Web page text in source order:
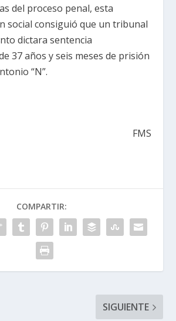
del proceso penal, esta
social consiguió que un tribunal
dictara sentencia
37 años y seis meses de prisión
“N”.
FMS
COMPARTIR:
SIGUIENTE